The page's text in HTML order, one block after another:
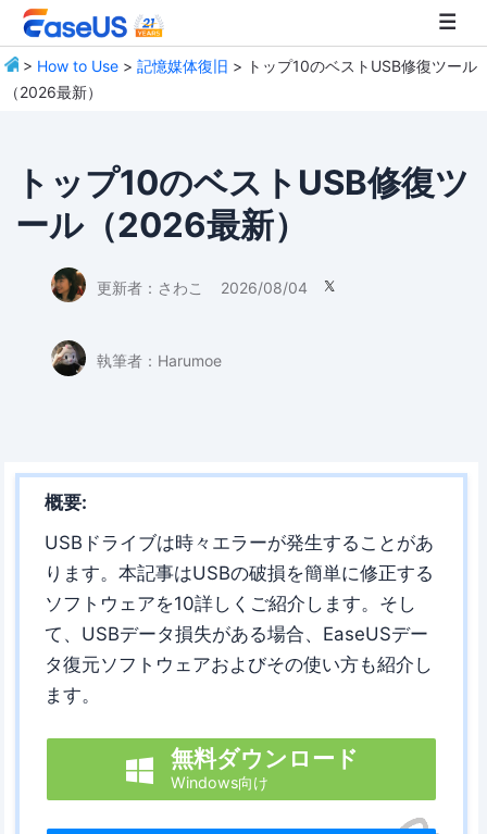
> How to Use >記憶媒体復旧 > トップ10のベストUSB修復ツール
（2026最新）
トップ10のベストUSB修復ツ
ール（2026最新）
更新者： さわこ 2026/08/04 
執筆者： Harumoe
概要:
USBドライブは時々エラーが発生することがあ
ります。本記事はUSBの破損を簡単に修正する
ソフトウェアを10詳しくご紹介します。そし
て、USBデータ損失がある場合、EaseUSデー
タ復元ソフトウェアおよびその使い方も紹介し
ます。
 無料ダウンロード
Windows向け